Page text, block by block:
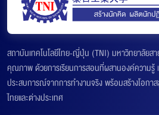
สถาบันเทคโนโลยีไทย-ญี่ปุ่น (TNI) มหาวิทยาลัย
คุณภาพ ด้วยการเรียนการสอนที่ผสานองค์ความรู้
ประสบการณ์จากการทำงานจริง พร้อมสร้างโอกา
ไทยและต่างประเทศ